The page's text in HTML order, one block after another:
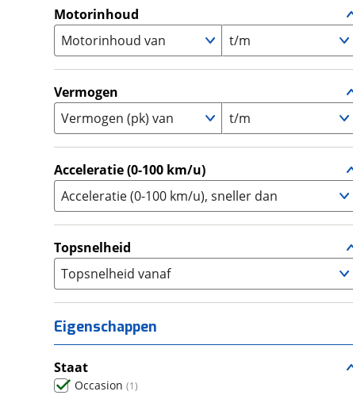
Supersport
Tourer (0)
Touring Enduro
Trike (0)
Zijspan 0)
A1 (0)
(
Motorinhoud
Motorinhoud van
t/m
Vermogen
Vermogen (pk) van
t/m
Acceleratie (0-100 km/u)
Acceleratie (0-100 km/u), sneller dan
Topsnelheid
Topsnelheid vanaf
Eigenschappen
Staat
Occasion (1)